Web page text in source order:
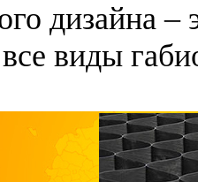
дизайна
виды